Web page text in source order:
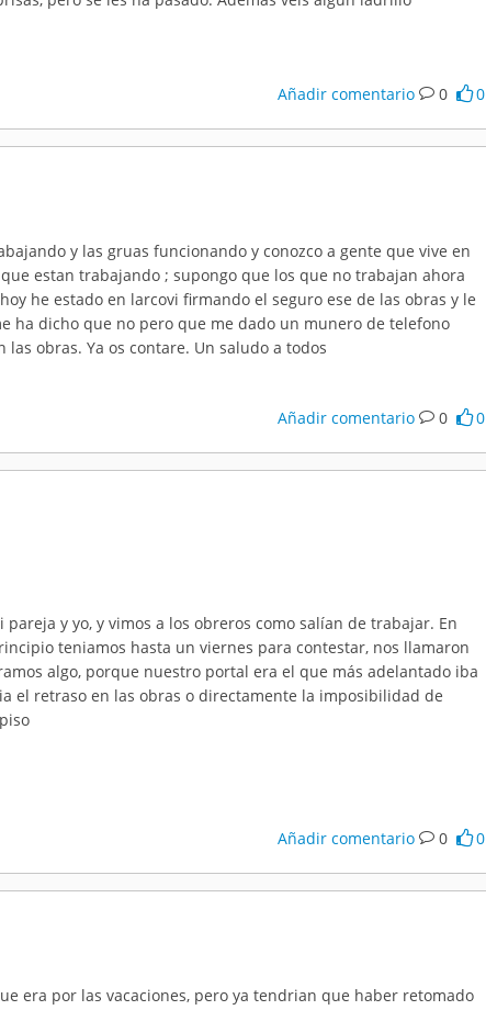
Añadir comentario 0 0
y las gruas funcionando y conozco a gente que vive en
estan trabajando ; supongo que los que no trabajan ahora
he estado en larcovi firmando el seguro ese de las obras y le
ha dicho que no pero que me dado un munero de telefono
obras. Ya os contare. Un saludo a todos
Añadir comentario 0 0
y yo, y vimos a los obreros como salían de trabajar. En
teniamos hasta un viernes para contestar, nos llamaron
algo, porque nuestro portal era el que más adelantado iba
el retraso en las obras o directamente la imposibilidad de
Añadir comentario 0 0
era por las vacaciones, pero ya tendrian que haber retomado